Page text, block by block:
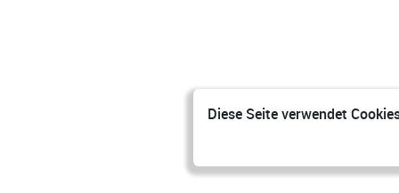
Diese Seite verwendet